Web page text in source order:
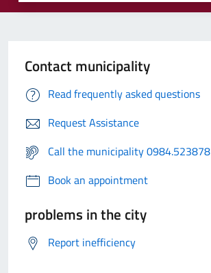
Contact municipality
Read frequently asked questions
Request Assistance
Call the municipality 0984.523878
Book an appointment
problems in the city
Report inefficiency